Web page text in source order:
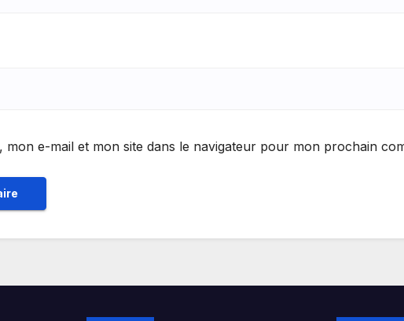
mon e-mail et mon site dans le navigateur pour mon prochain